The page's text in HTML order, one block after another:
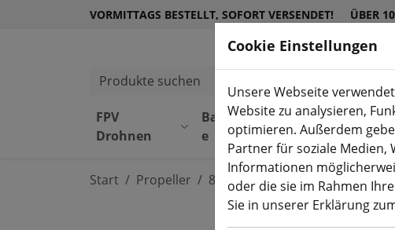
VORMITTAGS BESTELLT, SOFORT VERSENDET! ÜBER
Produkte suchen
FPV
Drohnen
Bauteil
e
Equipmen
t
DJI
Start Propeller 8 bis 18 Zoll Propeller
Cookie Einstellungen
Unsere Webseite
Website zu analysieren,
optimieren. Außerdem
Partner für soziale Medien,
Informationen
oder die sie im Rahmen
Sie in unserer Erklärung